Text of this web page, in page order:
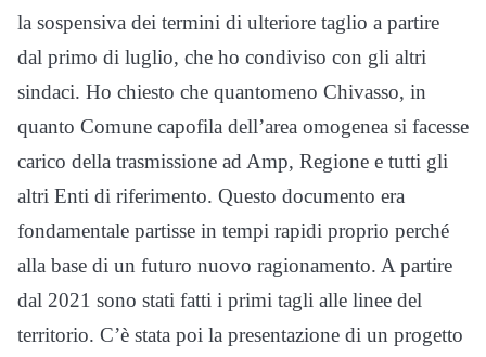
la sospensiva dei termini di ulteriore taglio a partire
dal primo di luglio, che ho condiviso con gli altri
sindaci. Ho chiesto che quantomeno Chivasso, in
quanto Comune capofila dell’area omogenea si facesse
carico della trasmissione ad Amp, Regione e tutti gli
altri Enti di riferimento. Questo documento era
fondamentale partisse in tempi rapidi proprio perché
alla base di un futuro nuovo ragionamento. A partire
dal 2021 sono stati fatti i primi tagli alle linee del
territorio. C’è stata poi la presentazione di un progetto